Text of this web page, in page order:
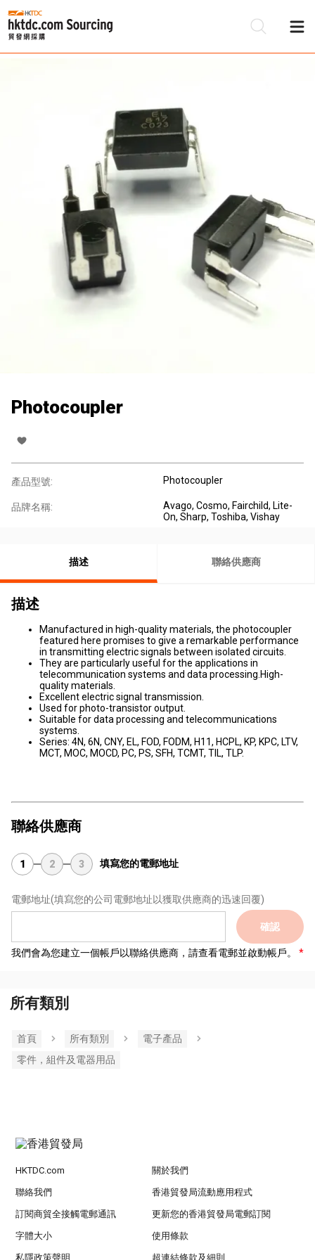
Photocoupler
產品型號: Photocoupler
品牌名稱:
Avago, Cosmo, Fairchild, Lite-
On, Sharp, Toshiba, Vishay
描述 聯絡供應商
描述
Manufactured in high-quality materials, the photocoupler
featured here promises to give a remarkable performance
in transmitting electric signals between isolated circuits.
They are particularly useful for the applications in
telecommunication systems and data processing.High-
quality materials.
Excellent electric signal transmission.
Used for photo-transistor output.
Suitable for data processing and telecommunications
systems.
Series: 4N, 6N, CNY, EL, FOD, FODM, H11, HCPL, KP, KPC, LTV,
MCT, MOC, MOCD, PC, PS, SFH, TCMT, TIL, TLP.
聯絡供應商
1 2 3 填寫您的電郵地址
電郵地址(填寫您的公司電郵地址以獲取供應商的迅速回覆)
確認
我們會為您建立一個帳戶以聯絡供應商，請查看電郵並啟動帳戶。
所有類別
首頁 所有類別
電子產品
零件，組件及電器用品
HKTDC.com 關於我們
聯絡我們 香港貿發局流動應用程式
訂閱商貿全接觸電郵通訊 更新您的香港貿發局電郵訂閱
字體大小 使用條款
私隱政策聲明 超連結條款及細則